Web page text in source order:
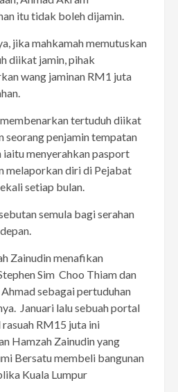
itu tidak boleh dijamin.
jika mahkamah memutuskan
diikat jamin, pihak
wang jaminan RM1 juta
tertuduh diikat
seorang penjamin tempatan
menyerahkan pasport
melaporkan diri di Pejabat
setiap bulan.
semula bagi serahan
Zainudin menafikan
Sim Choo Thiam dan
sebagai pertuduhan
Januari lalu sebuah portal
RM15 juta ini
Hamzah Zainudin yang
Bersatu membeli bangunan
Kuala Lumpur